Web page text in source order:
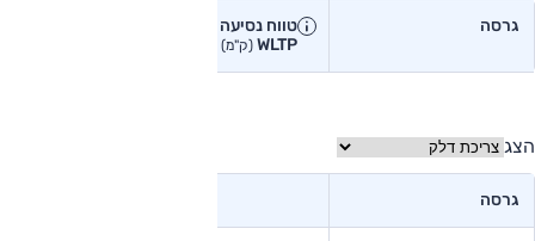
גרסה
טווח נסיעה יצרן
WLTP(ק"מ)
הצג
גרסה